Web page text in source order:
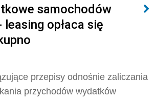
samochodów
opłaca się
przepisy odnośnie zaliczania
przychodów wydatków